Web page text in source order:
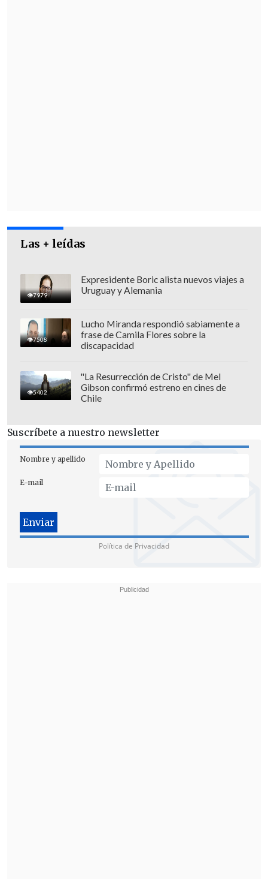
"Argylle" comenzará su rodaje en agosto
próximo. En tanto, la voz de "We're
good" dijo en mayo pasado que estaba
trabajando en sutercer disco, el sucesor
Las + leídas
7979
Expresidente Boric alista nuevos viajes a
Uruguay y Alemania
7508
Lucho Miranda respondió sabiamente a
frase de Camila Flores sobre la
discapacidad
5402
"La Resurrección de Cristo" de Mel
Gibson confirmó estreno en cines de
Chile
Suscríbete a nuestro newsletter
Nombre y apellido
E-mail
Política de Privacidad